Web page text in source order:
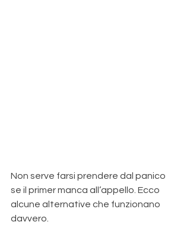
Non serve farsi prendere dal panico
se il primer manca all’appello. Ecco
alcune alternative che funzionano
davvero.